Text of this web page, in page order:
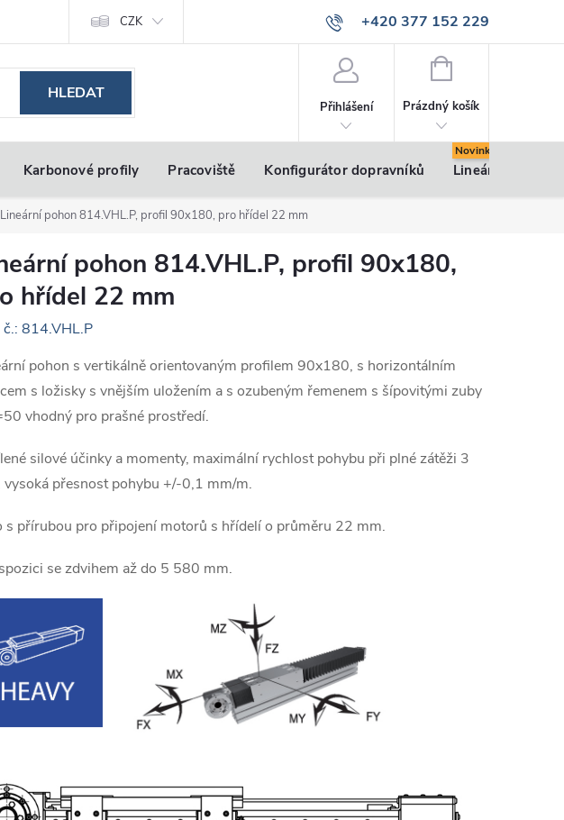
+420 377 152 229
info@vsk-profily.cz
CZK
HLEDAT
Přihlášení
NÁKUPNÍ
Prázdný košík
Karbonové profily Pracoviště Konfigurátor dopravníků Lineární pohony
Lineární pohon 814.VHL.P, profil 90x180, pro hřídel 22 mm
pohon 814.VHL.P, profil 90x180,
hřídel 22 mm
č.: 814.VHL.P
pohon s vertikálně orientovaným profilem 90x180, s horizontálním
s ložisky s vnějším uložením a s ozubeným řemenem s šípovitými zuby
vhodný pro prašné prostředí.
silové účinky a momenty, maximální rychlost pohybu při plné zátěži 3
vysoká přesnost pohybu +/-0,1 mm/m.
s přírubou pro připojení motorů s hřídelí o průměru 22 mm.
se zdvihem až do 5 580 mm.